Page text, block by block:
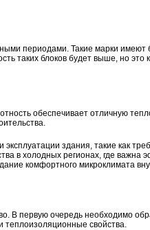
периодами. Такие марки имеют
таких блоков будет выше, но это
обеспечивает отличную
здания, такие как
в холодных регионах, где важна
комфортного микроклимата
В первую очередь необходимо
теплоизоляционные свойства.